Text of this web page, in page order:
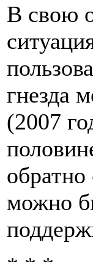
В свою
гнезда
(2007
можно